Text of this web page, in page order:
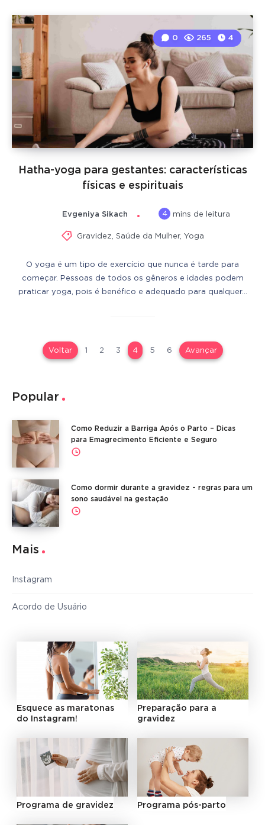
Hatha-yoga para gestantes: características
físicas e espirituais
0 265 4
Evgeniya Sikach 4 mins de leitura
Gravidez Saúde da Mulher, Yoga
O yoga é um tipo de exercício que nunca é tarde para
começar. Pessoas de todos os gêneros e idades podem
praticar yoga, pois é benéfico e adequado para qualquer…
Voltar 1 2 3 4 5 6 Avançar
Popular
Como Reduzir a Barriga Após o Parto – Dicas
para Emagrecimento Eficiente e Seguro
Como dormir durante a gravidez - regras para um
sono saudável na gestação
Mais
Instagram
Acordo de Usuário
Esquece as maratonas
do Instagram!
Preparação para a
gravidez
Programa de gravidez Programa pós-parto